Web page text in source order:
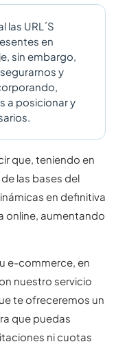
las URL´S
en
sin embargo,
y
a posicionar y
que, teniendo en
las bases del
en definitiva
online, aumentando
e-commerce, en
nuestro servicio
te ofreceremos un
que puedas
ni cuotas